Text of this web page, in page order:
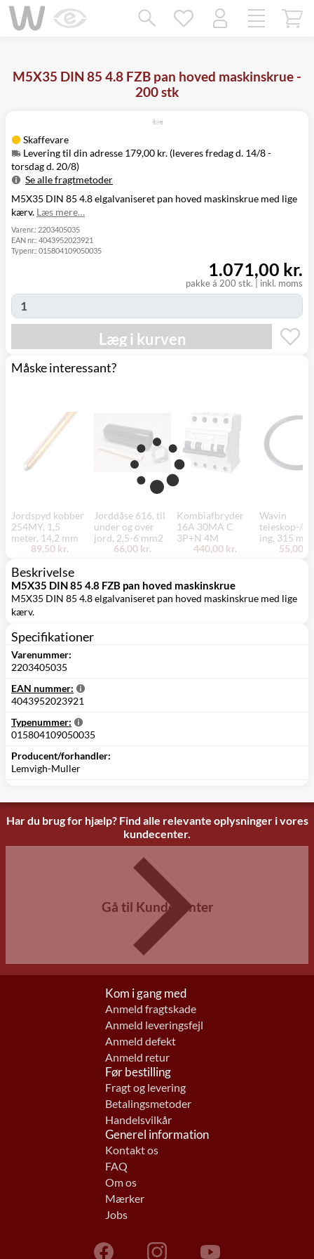
M5X35 DIN 85 4.8 FZB pan hoved maskinskrue -
200 stk
Skaffevare
Levering til din adresse 179,00 kr. (leveres fredag d. 14/8 -
torsdag d. 20/8)
Se alle fragtmetoder
Metode
Pris
Leveres
din adresse
Click&Collect
M5X35 DIN 85 4.8 elgalvaniseret pan hoved maskinskrue med lige
kærv. Læs mere…
Varenr.: 2203405035
EAN nr.: 4043952023921
Typenr.: 015804109050035
pakke á 200 stk. inkl. moms
1.071,00 kr.
Læg i kurven
Måske interessant?
Jordspyd kobber
254MY, 1,5
meter, 14,2 mm
89,50 kr.
Jorddåse 616, til
under og over
jord, 2,5-6 mm2
66,00 kr.
Kombiafbryder
16A 30MA C
3P+N 4M
440,00 kr.
Wavin
teleskop-/
ing, 315 mm
55,00
Beskrivelse
M5X35 DIN 85 4.8 FZB pan hoved maskinskrue
M5X35 DIN 85 4.8 elgalvaniseret pan hoved maskinskrue med lige
kærv.
Specifikationer
Varenummer:
2203405035
EAN nummer:
4043952023921
Typenummer:
015804109050035
Producent/forhandler:
Lemvigh-Muller
Har du brug for hjælp? Find alle relevante oplysninger i vores
kundecenter.
Gå til Kundecenter
Kom i gang med
Anmeld fragtskade
Anmeld leveringsfejl
Anmeld defekt
Anmeld retur
Før bestilling
Fragt og levering
Betalingsmetoder
Handelsvilkår
Generel information
Kontakt os
FAQ
Om os
Mærker
Jobs
Mangler chatten?
Ret samtykke!